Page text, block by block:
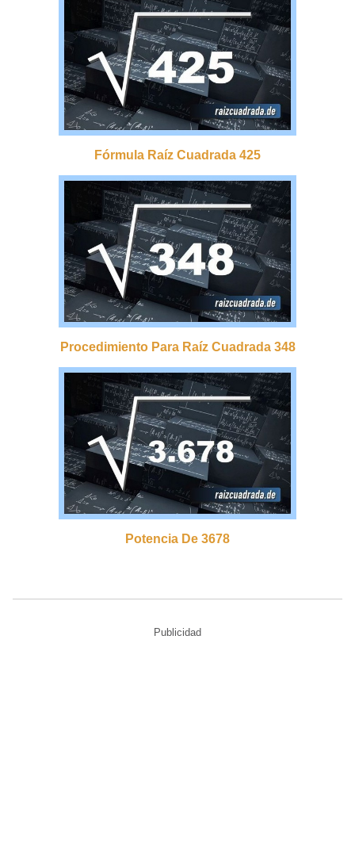
Fórmula Raíz Cuadrada 425
Procedimiento Para Raíz Cuadrada 348
Potencia De 3678
Publicidad